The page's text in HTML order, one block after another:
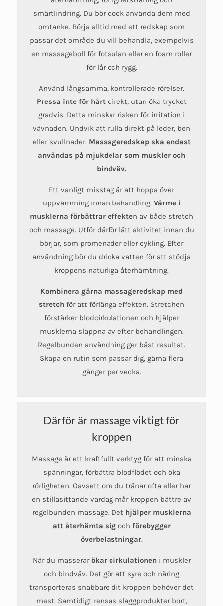
smärtlindring. Du bör dock använda dem med
omtanke. Börja alltid med ett redskap som
passar det område du vill behandla, exempelvis
en massageboll för fotsulan eller en foam roller
för lår och rygg.
Använd långsamma, kontrollerade rörelser.
Pressa inte för hårtdirekt, utan öka trycket
gradvis. Detta minskar risken för irritation i
vävnaden. Undvik att rulla direkt på leder, ben
eller svullnader. Massageredskap ska endast
användas på mjukdelar som muskler och
bindväv.
Ett vanligt misstag är att hoppa över
uppvärmning innan behandling. Värme i
musklerna förbättrar effekten av både stretch
och massage. Utför därför lätt aktivitet innan du
börjar, som promenader eller cykling. Efter
användning bör du dricka vatten för att stödja
kroppens naturliga återhämtning.
Kombinera gärna massageredskap med
stretch för att förlänga effekten. Stretchen
förstärker blodcirkulationen och hjälper
musklerna slappna av efter behandlingen.
Regelbunden användning ger bäst resultat.
Skapa en rutin som passar dig, gärna flera
gånger per vecka.
Därför är massage viktigt för
kroppen
Massage är ett kraftfullt verktyg för att minska
spänningar, förbättra blodflödet och öka
rörligheten. Oavsett om du tränar ofta eller har
en stillasittande vardag mår kroppen bättre av
regelbunden massage. Det hjälper musklerna
att återhämta sigoch förebygger
överbelastningar.
När du masserarökar cirkulationeni muskler
och bindväv. Det gör att syre och näring
transporteras snabbare dit kroppen behöver det
mest. Samtidigt rensas slaggprodukter bort,